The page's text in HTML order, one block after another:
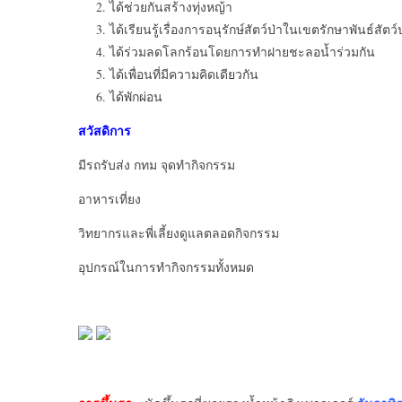
ได้ช่วยกันสร้างทุ่งหญ้า
ได้เรียนรู้เรื่องการอนุรักษ์สัตว์ป่าในเขตรักษาพันธ์สัตว์
ได้ร่วมลดโลกร้อนโดยการทำฝายชะลอน้ำร่วมกัน
ได้เพื่อนที่มีความคิดเดียวกัน
ได้พักผ่อน
สวัสดิการ
มีรถรับส่ง กทม จุดทำกิจกรรม
อาหารเที่ยง
วิทยากรและพี่เลี้ยงดูแลตลอดกิจกรรม
อุปกรณ์ในการทำกิจกรรมทั้งหมด